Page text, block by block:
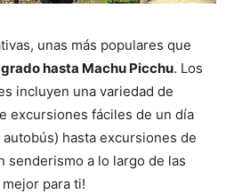
unas más populares que
hasta Machu Picchu. Los
incluyen una variedad de
excursiones fáciles de un día
hasta excursiones de
senderismo a lo largo de las
mejor para ti!